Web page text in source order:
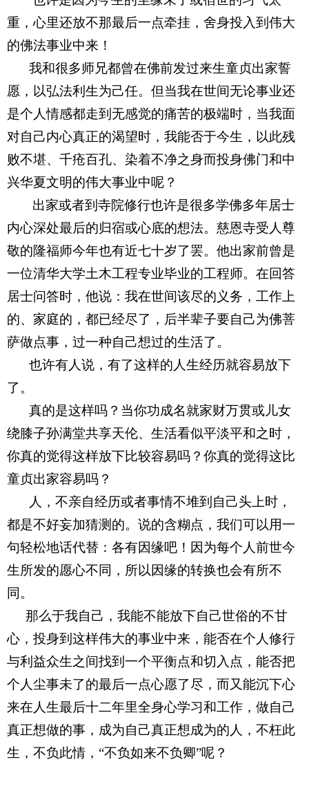
重，心里还放不那最后一点牵挂，舍身投入到伟大
的佛法事业中来！
愿，以弘法利生为己任。但当我在世间无论事业还
是个人情感都走到无感觉的痛苦的极端时，当我面
对自己内心真正的渴望时，我能否于今生，以此残
败不堪、千疮百孔、染着不净之身而投身佛门和中
兴华夏文明的伟大事业中呢？
出家或者到寺院修行也许是很多学佛多年居士
内心深处最后的归宿或心底的想法。慈恩寺受人尊
敬的隆福师今年也有近七十岁了罢。他出家前曾是
一位清华大学土木工程专业毕业的工程师。在回答
居士问答时，他说：我在世间该尽的义务，工作上
的、家庭的，都已经尽了，后半辈子要自己为佛菩
萨做点事，过一种自己想过的生活了。
了。
绕膝子孙满堂共享天伦、生活看似平淡平和之时，
你真的觉得这样放下比较容易吗？你真的觉得这比
童贞出家容易吗？
都是不好妄加猜测的。说的含糊点，我们可以用一
句轻松地话代替：各有因缘吧！因为每个人前世今
生所发的愿心不同，所以因缘的转换也会有所不
同。
那么于我自己，我能不能放下自己世俗的不甘
心，投身到这样伟大的事业中来，能否在个人修行
与利益众生之间找到一个平衡点和切入点，能否把
个人尘事未了的最后一点心愿了尽，而又能沉下心
来在人生最后十二年里全身心学习和工作，做自己
真正想做的事，成为自己真正想成为的人，不枉此
生，不负此情，“不负如来不负卿”呢？